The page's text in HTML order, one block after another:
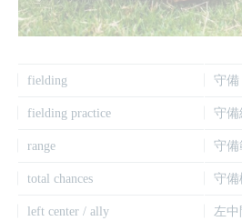
fielding 守備
fielding practice 守備
range 守備
total chances 守備
left center / ally 左中